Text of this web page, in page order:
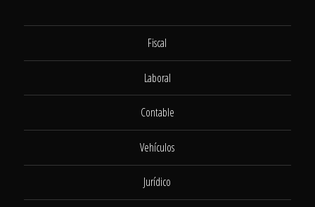
Fiscal
Laboral
Contable
Vehículos
Jurídico